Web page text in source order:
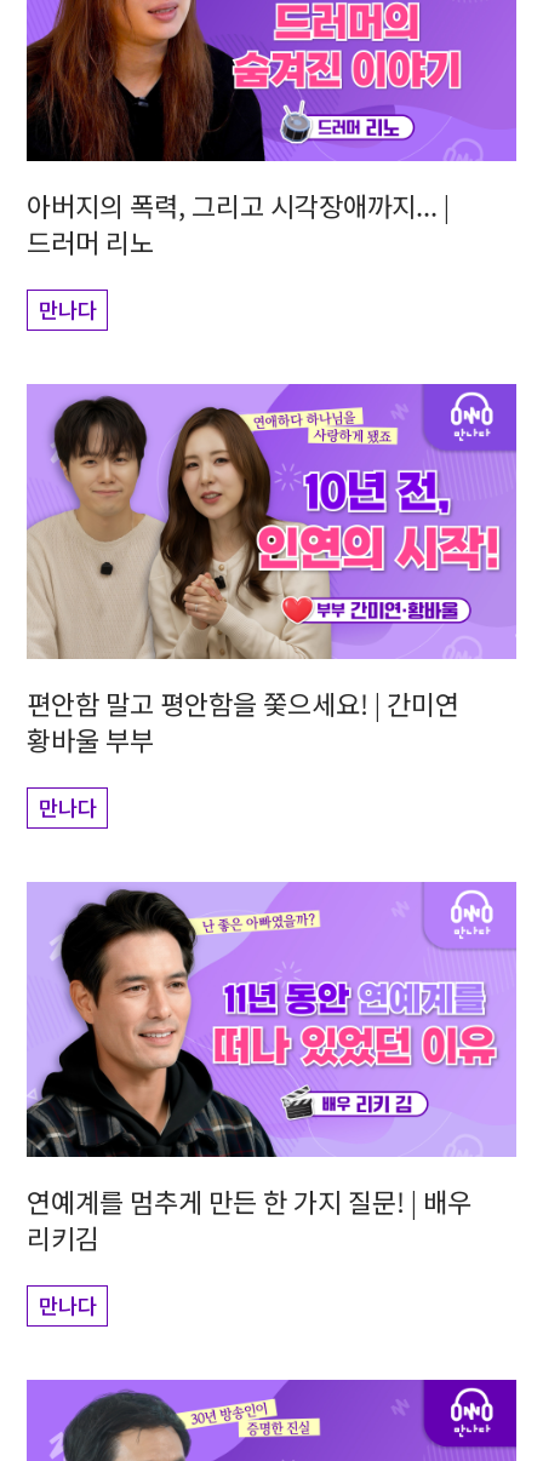
아버지의 폭력, 그리고 시각장애까지... |
드러머 리노
만나다
편안함 말고 평안함을 쫓으세요! | 간미연
황바울 부부
만나다
연예계를 멈추게 만든 한 가지 질문! | 배우
리키김
만나다